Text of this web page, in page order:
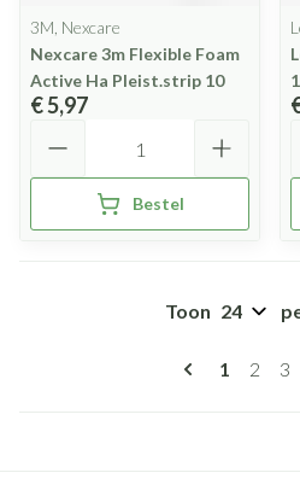
3M, Nexcare
Nexcare 3m Flexible Foam
Active Ha Pleist.strip 10
€ 5,97
Bestel
U lees
1 Pagina
2 3
Toon